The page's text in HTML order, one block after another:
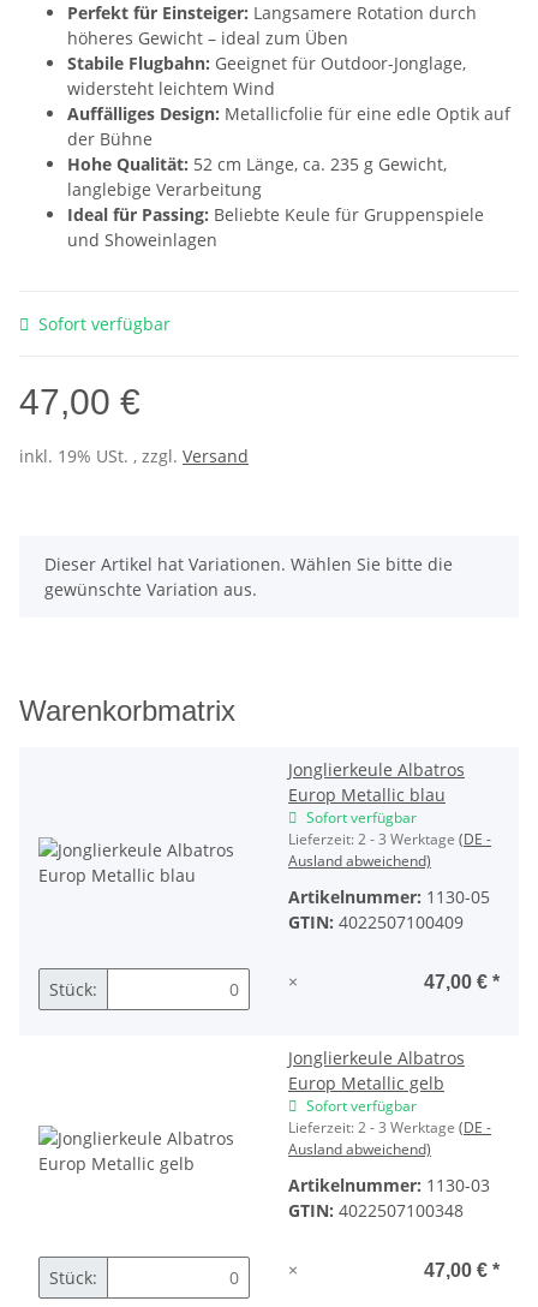
Perfekt für Einsteiger: Langsamere Rotation durch
höheres Gewicht – ideal zum Üben
Stabile Flugbahn: Geeignet für Outdoor-Jonglage,
widersteht leichtem Wind
Auffälliges Design: Metallicfolie für eine edle Optik auf
der Bühne
Hohe Qualität: 52 cm Länge, ca. 235 g Gewicht,
langlebige Verarbeitung
Ideal für Passing: Beliebte Keule für Gruppenspiele
und Showeinlagen
Sofort verfügbar
47,00 €
inkl. 19% USt. , zzgl. Versand
x
Dieser Artikel hat Variationen. Wählen Sie bitte die
gewünschte Variation aus.
Warenkorbmatrix
Jonglierkeule Albatros
Europ Metallic blau
Sofort verfügbar
Lieferzeit:2 - 3 Werktage (DE -
Ausland abweichend)
Artikelnummer: 1130-05
GTIN: 4022507100409
Stück: × 47,00 € *
Jonglierkeule Albatros
Europ Metallic gelb
Sofort verfügbar
Lieferzeit:2 - 3 Werktage (DE -
Ausland abweichend)
Artikelnummer: 1130-03
GTIN: 4022507100348
Stück: × 47,00 € *